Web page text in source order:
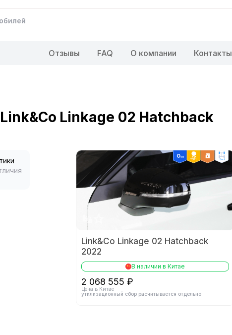
Отзывы FAQ О компании Контакты
Linkage 02 Hatchback
ТОП 1 2wd
Link&Co Linkage 02 Hatchback
2022
В наличии в Китае
2 068 555 ₽
Цена в Китае
утилизационный сбор расчитывается отдельно